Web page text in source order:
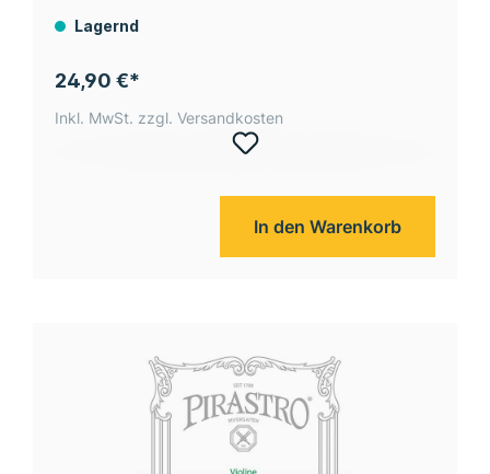
Lagernd
24,90 €*
Inkl. MwSt. zzgl. Versandkosten
In den Warenkorb